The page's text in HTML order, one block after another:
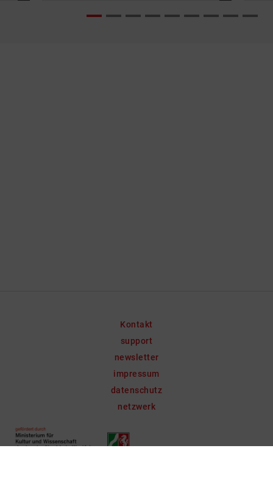
Kontakt
support
newsletter
impressum
datenschutz
netzwerk